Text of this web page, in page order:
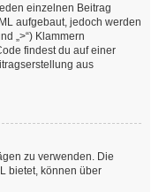
einzelnen Beitrag
aufgebaut, jedoch werden
„>“) Klammern
findest du auf einer
aus
zu verwenden. Die
bietet, können über